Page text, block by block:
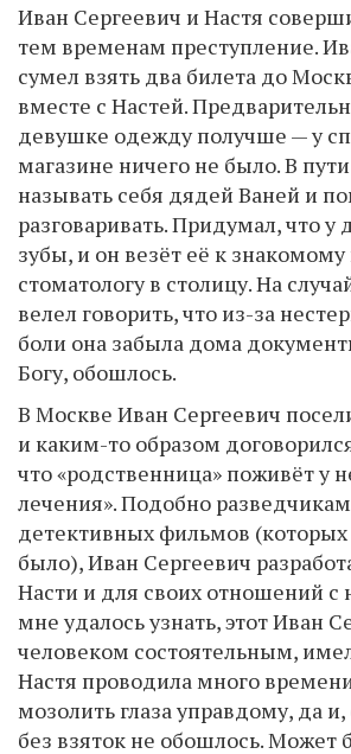
Иван Сергеевич и Настя
тем временам преступление.
сумел взять два билета до
вместе с Настей.
девушке одежду получше — у
магазине ничего не было. В
называть себя дядей Ваней и
разговаривать. Придумал, что у
зубы, и он везёт её к
стоматологу в столицу. На
велел говорить, что из-за
боли она забыла дома
Богу, обошлось.
В Москве Иван Сергеевич
и каким-то образом
что «родственница» поживёт у
лечения». Подобно
детективных фильмов
было), Иван Сергеевич
Насти и для своих отношений с
мне удалось узнать, этот Иван
человеком состоятельным,
Настя проводила много
мозолить глаза управдому, да и,
без взяток не обошлось. Может